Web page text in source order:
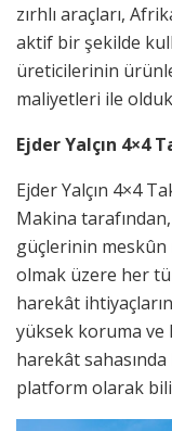
zırhlı araçları,
aktif bir şekilde
üreticilerinin
maliyetleri ile
Ejder Yalçın 4×4
Ejder Yalçın 4×4
Makina
güçlerinin meskûn
olmak üzere her
harekât
yüksek koruma
harekât
platform olarak